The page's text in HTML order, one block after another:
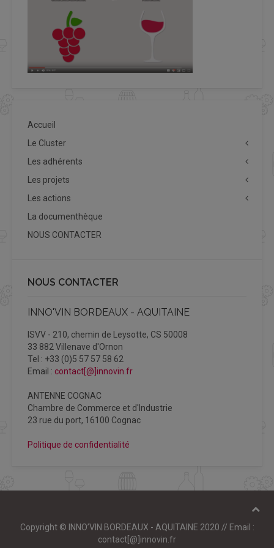
Accueil
Le Cluster
Les adhérents
Les projets
Les actions
La documenthèque
NOUS CONTACTER
NOUS CONTACTER
INNO'VIN BORDEAUX - AQUITAINE
ISVV - 210, chemin de Leysotte, CS 50008
33 882 Villenave d'Ornon
Tel : +33 (0)5 57 57 58 62
Email : contact[@]innovin.fr
ANTENNE COGNAC
Chambre de Commerce et d'Industrie
23 rue du port, 16100 Cognac
Politique de confidentialité
Copyright © INNO’VIN BORDEAUX - AQUITAINE 2020 // Email :
contact[@]innovin.fr